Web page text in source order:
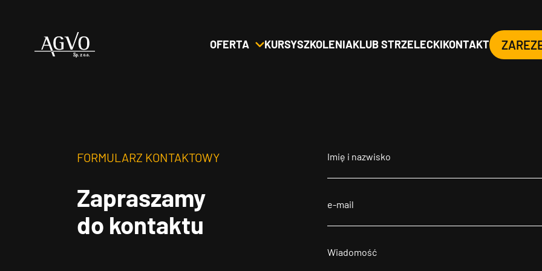
Header
OFERTA KURSYSZKOLENIAKLUB STRZELECKIKONTAKT
FORMULARZ KONTAKTOWY
Zapraszamy
do kontaktu